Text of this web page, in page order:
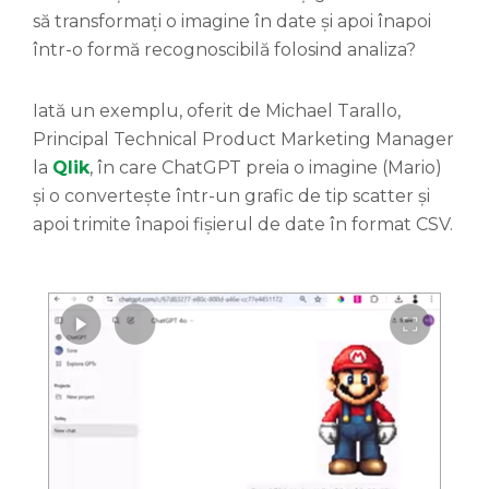
să transformați o imagine în date și apoi înapoi
într-o formă recognoscibilă folosind analiza?
Iată un exemplu, oferit de Michael Tarallo,
Principal Technical Product Marketing Manager
la Qlik, în care ChatGPT preia o imagine (Mario)
și o convertește într-un grafic de tip scatter și
apoi trimite înapoi fișierul de date în format CSV.